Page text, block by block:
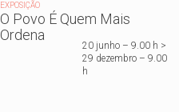
EXPOSIÇÃO
O Povo É Quem Mais
Ordena
20 junho – 9.00 h >
29 dezembro – 9.00
h